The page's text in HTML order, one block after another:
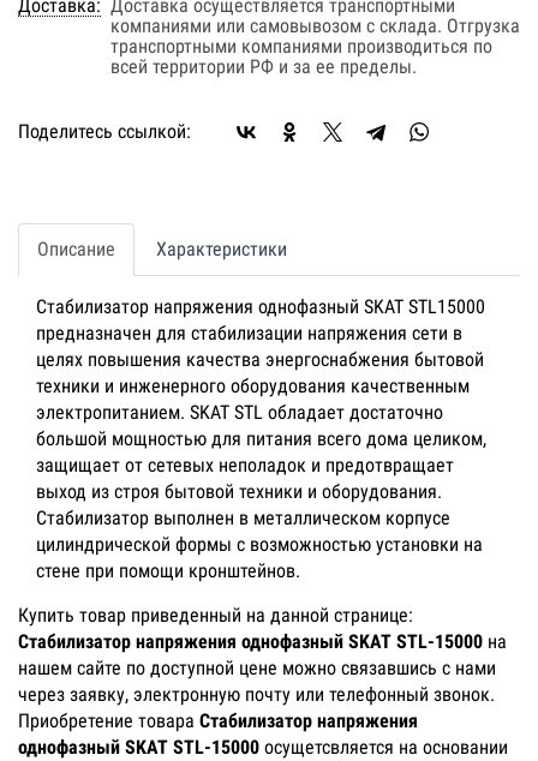
Доставка: Доставка осуществляется транспортными
компаниями или самовывозом с склада. Отгрузка
транспортными компаниями производиться по
всей территории РФ и за ее пределы.
Поделитесь ссылкой:
Описание Характеристики
Стабилизатор напряжения однофазный SKAT STL15000
предназначен для стабилизации напряжения сети в
целях повышения качества энергоснабжения бытовой
техники и инженерного оборудования качественным
электропитанием. SKAT STL обладает достаточно
большой мощностью для питания всего дома целиком,
защищает от сетевых неполадок и предотвращает
выход из строя бытовой техники и оборудования.
Стабилизатор выполнен в металлическом корпусе
цилиндрической формы с возможностью установки на
стене при помощи кронштейнов.
Купить товар приведенный на данной странице:
Стабилизатор напряжения однофазный SKAT STL-15000 на
нашем сайте по доступной цене можно связавшись с нами
через заявку, электронную почту или телефонный звонок.
Приобретение товара Стабилизатор напряжения
однофазный SKAT STL-15000 осущетсвляется на основании